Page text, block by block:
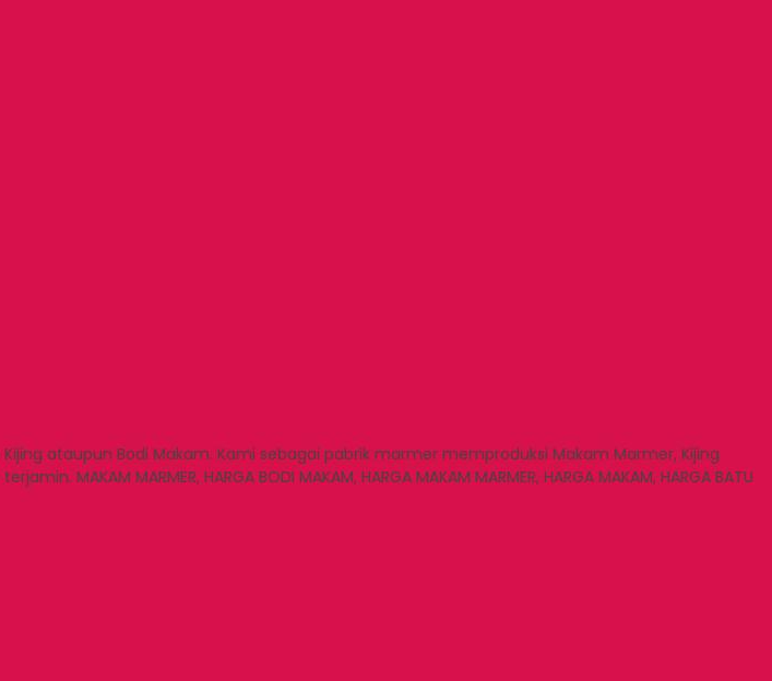
ataupun Bodi Makam. Kami sebagai pabrik marmer memproduksi Makam Marmer, Kijing
MARMER, HARGA BODI MAKAM, HARGA MAKAM MARMER, HARGA MAKAM, HARGA BATU